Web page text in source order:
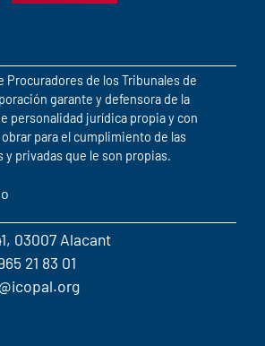
Procuradores de los Tribunales de
garante y defensora de la
personalidad jurídica propia y con
para el cumplimiento de las
privadas que le son propias.
03007 Alacant
21 83 01